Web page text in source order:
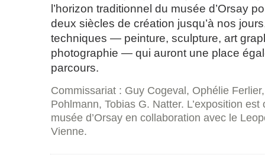
l’horizon traditionnel du musée d’Orsay
deux siècles de création jusqu’à nos
techniques — peinture, sculpture, art
photographie — qui auront une place
parcours.
Commissariat : Guy Cogeval, Ophélie
Pohlmann, Tobias G. Natter. L’exposition
musée d’Orsay en collaboration avec le
Vienne.